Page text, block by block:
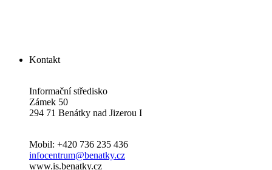
Kontakt
Informační středisko
Zámek 50
294 71 Benátky nad Jizerou I
Mobil: +420 736 235 436
infocentrum@benatky.cz
www.is.benatky.cz